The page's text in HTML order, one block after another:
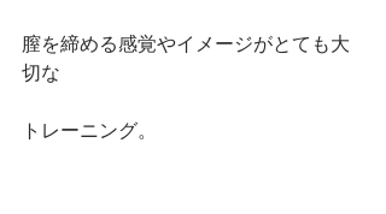
膣を締める感覚やイメージがとても大
切な
トレーニング。